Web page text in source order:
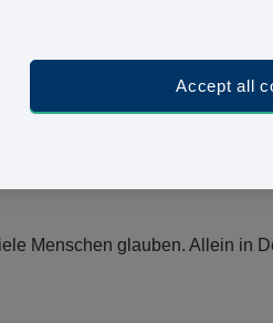
gern zum Arzt gehen will.
Menschen glauben. Allein in
Accept all